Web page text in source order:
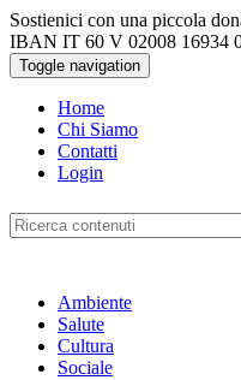
Salta al contenuto principale
Sostienici con una piccola
IBAN IT 60 V 02008 16934
Toggle navigation
Home
Chi Siamo
Contatti
Login
Ambiente
Salute
Cultura
Sociale